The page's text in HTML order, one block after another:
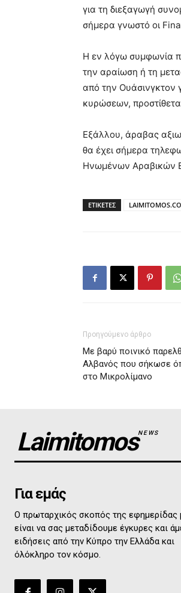
για τη διεξαγωγή
σήμερα γνωστό οι
Η εν λόγω συμφωνία
την αραίωση ή τη
από την Ουάσινγκτον
κυρώσεων,
Εξάλλου, άραβας
θα έχει σήμερα
Ηνωμένων Αραβικών
ΕΤΙΚΕΤΕΣ
Προηγούμενο άρθρο
Με βαρύ ποινικό
Αλβανός που σήκωσε
στο Μικρολίμανο
LaimitomosNEWS
Για εμάς
Ο πρωταρχικός σκοπός της εφημερίδας
είναι να σας μεταδίδουμε έγκυρες και
ειδήσεις από την Κύπρο την Ελλάδα και
όλόκληρο τον κόσμο.